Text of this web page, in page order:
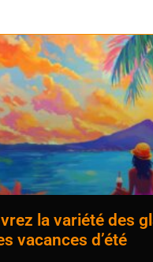
la variété des
vacances d’été